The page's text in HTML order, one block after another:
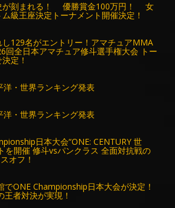
が刻まれる！ 優勝賞金100万円！ 女
級王座決定トーナメント開催決定！
129名がエントリー！アマチュアMMA
全日本アマチュア修斗選手権大会 トー
定！
・世界ランキング発表
・世界ランキング発表
日本大会“ONE: CENTURY 世
を開催 修斗vsパンクラス 全面対抗戦の
オフ！
でONE Championship日本大会が決定！
者対決が実現！